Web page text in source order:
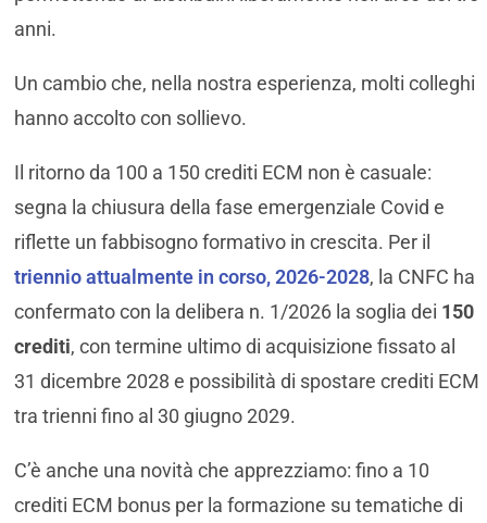
anni.
Un cambio che, nella nostra esperienza, molti colleghi
hanno accolto con sollievo.
Il ritorno da 100 a 150 crediti ECM non è casuale:
segna la chiusura della fase emergenziale Covid e
riflette un fabbisogno formativo in crescita. Per il
triennio attualmente in corso, 2026-2028, la CNFC ha
confermato con la delibera n. 1/2026 la soglia dei 150
crediti, con termine ultimo di acquisizione fissato al
31 dicembre 2028 e possibilità di spostare crediti ECM
tra trienni fino al 30 giugno 2029.
C’è anche una novità che apprezziamo: fino a 10
crediti ECM bonus per la formazione su tematiche di